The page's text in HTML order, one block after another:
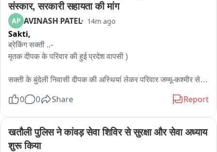
संस्कार, सरकारी सहायता की मांग
AP AVINASH PATEL 14m ago
Sakti,
ब्रेकिंग सक्ती ..-
मृतक दीपक के परिवार की हुई प्रदेश वापसी )
सक्ती के बुंदेली निवासी दीपक की अस्थियां लेकर परिवार जम्मू-कश्मीर से
गया था.
दीपक की अस्थि के साथ गांव पहुंचा परिवार, माहौल हुआ गमगीन.
0 0 Share Report
खतौली पुलिस ने कांवड़ सेवा शिविर से सुरक्षा और सेवा अध्याय
शुरू किया